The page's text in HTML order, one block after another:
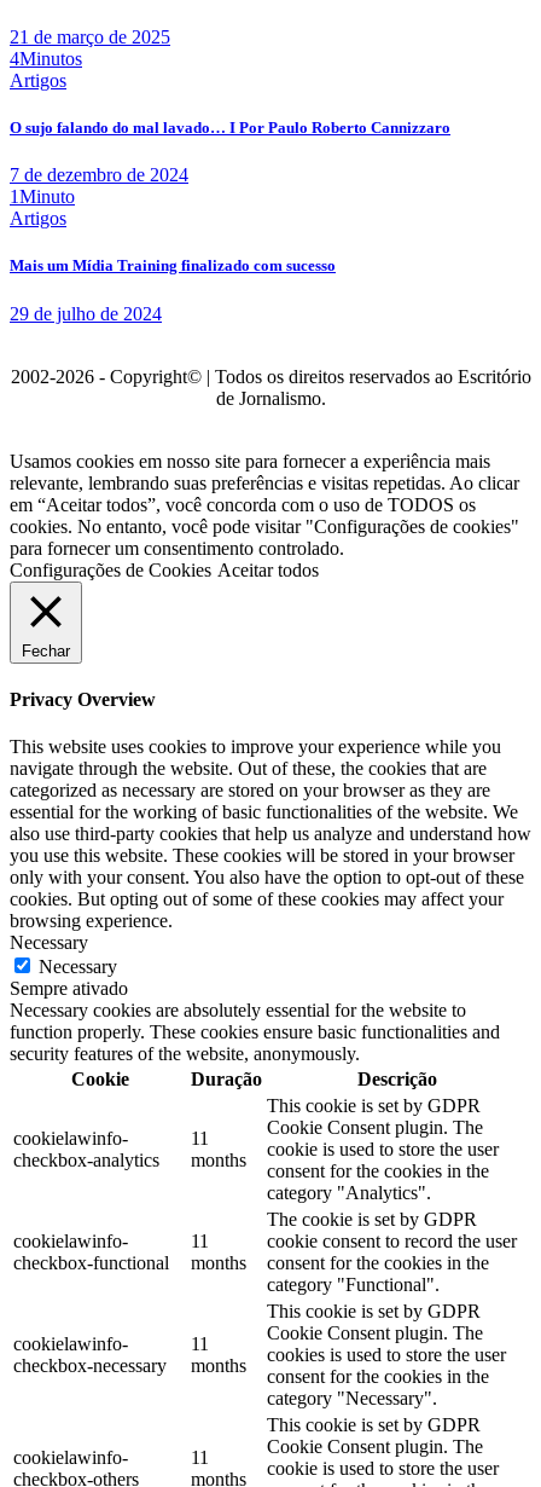
21 de março de 2025
4Minutos
Artigos
O sujo falando do mal lavado… I Por Paulo Roberto Cannizzaro
7 de dezembro de 2024
1Minuto
Artigos
Mais um Mídia Training finalizado com sucesso
29 de julho de 2024
2002-2026 - Copyright© | Todos os direitos reservados ao Escritório
de Jornalismo.
Usamos cookies em nosso site para fornecer a experiência mais
relevante, lembrando suas preferências e visitas repetidas. Ao clicar
em “Aceitar todos”, você concorda com o uso de TODOS os
cookies. No entanto, você pode visitar "Configurações de cookies"
para fornecer um consentimento controlado.
Configurações de Cookies Aceitar todos
Fechar
Privacy Overview
This website uses cookies to improve your experience while you
navigate through the website. Out of these, the cookies that are
categorized as necessary are stored on your browser as they are
essential for the working of basic functionalities of the website. We
also use third-party cookies that help us analyze and understand how
you use this website. These cookies will be stored in your browser
only with your consent. You also have the option to opt-out of these
cookies. But opting out of some of these cookies may affect your
browsing experience.
Necessary
Necessary
Sempre ativado
Necessary cookies are absolutely essential for the website to
function properly. These cookies ensure basic functionalities and
security features of the website, anonymously.
Cookie
Duração Descrição
cookielawinfo-
checkbox-analytics
11
months
This cookie is set by GDPR
Cookie Consent plugin. The
cookie is used to store the user
consent for the cookies in the
category "Analytics".
cookielawinfo-
checkbox-functional
11
months
The cookie is set by GDPR
cookie consent to record the user
consent for the cookies in the
category "Functional".
cookielawinfo-
checkbox-necessary
11
months
This cookie is set by GDPR
Cookie Consent plugin. The
cookies is used to store the user
consent for the cookies in the
category "Necessary".
cookielawinfo-
checkbox-others
11
months
This cookie is set by GDPR
Cookie Consent plugin. The
cookie is used to store the user